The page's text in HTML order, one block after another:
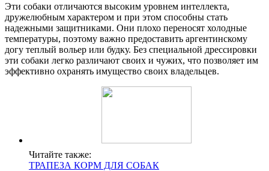
Эти собаки отличаются высоким уровнем интеллекта,
дружелюбным характером и при этом способны стать
надежными защитниками. Они плохо переносят холодные
температуры, поэтому важно предоставить аргентинскому
догу теплый вольер или будку. Без специальной дрессировки
эти собаки легко различают своих и чужих, что позволяет им
эффективно охранять имущество своих владельцев.
Читайте также:
ТРАПЕЗА КОРМ ДЛЯ СОБАК